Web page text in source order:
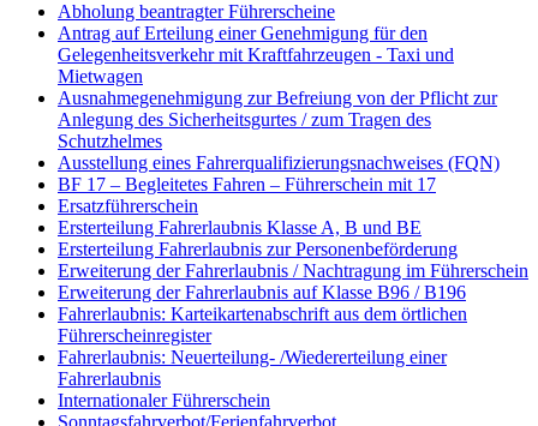
Abholung beantragter Führerscheine
Antrag auf Erteilung einer Genehmigung für den
Gelegenheitsverkehr mit Kraftfahrzeugen - Taxi und
Mietwagen
Ausnahmegenehmigung zur Befreiung von der Pflicht zur
Anlegung des Sicherheitsgurtes / zum Tragen des
Schutzhelmes
Ausstellung eines Fahrerqualifizierungsnachweises (FQN)
BF 17 – Begleitetes Fahren – Führerschein mit 17
Ersatzführerschein
Ersterteilung Fahrerlaubnis Klasse A, B und BE
Ersterteilung Fahrerlaubnis zur Personenbeförderung
Erweiterung der Fahrerlaubnis / Nachtragung im Führerschein
Erweiterung der Fahrerlaubnis auf Klasse B96 / B196
Fahrerlaubnis: Karteikartenabschrift aus dem örtlichen
Führerscheinregister
Fahrerlaubnis: Neuerteilung- /Wiedererteilung einer
Fahrerlaubnis
Internationaler Führerschein
Sonntagsfahrverbot/Ferienfahrverbot